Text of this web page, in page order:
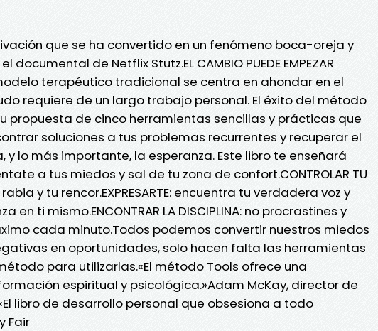
que se ha convertido en un fenómeno boca-oreja y
documental de Netflix Stutz.EL CAMBIO PUEDE EMPEZAR
modelo terapéutico tradicional se centra en ahondar en el
requiere de un largo trabajo personal. El éxito del método
propuesta de cinco herramientas sencillas y prácticas que
soluciones a tus problemas recurrentes y recuperar el
y lo más importante, la esperanza. Este libro te enseñará
a tus miedos y sal de tu zona de confort.CONTROLAR TU
y tu rencor.EXPRESARTE: encuentra tu verdadera voz y
en ti mismo.ENCONTRAR LA DISCIPLINA: no procrastines y
cada minuto.Todos podemos convertir nuestros miedos
en oportunidades, solo hacen falta las herramientas
para utilizarlas.«El método Tools ofrece una
espiritual y psicológica.»Adam McKay, director de
libro de desarrollo personal que obsesiona a todo
Fair